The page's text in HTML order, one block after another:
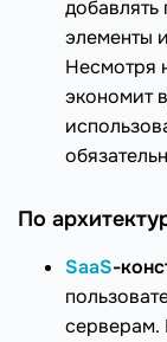
добавлять
элементы
Несмотря
экономит
По
SaaS-
серверам.